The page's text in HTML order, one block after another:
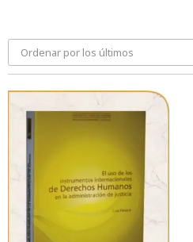
Ordenar por los últimos